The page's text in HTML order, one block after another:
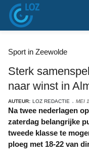
Sport in Zeewolde
Sterk
naar winst in
AUTEUR: LOZ REDACTIE MEI
Na twee nederlagen op rij heeft KV Wolderwijd/DYZLE 1
zaterdag belangrijke
tweede klasse te
ploeg met 18-22 van